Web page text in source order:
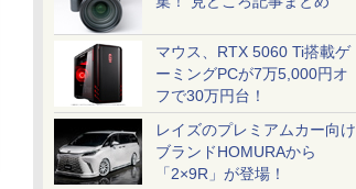
マウス、RTX 5060 Ti搭載ゲ
ーミングPCが7万5,000円オ
フで30万円台！
レイズのプレミアムカー向け
ブランドHOMURAから
「2×9R」が登場！